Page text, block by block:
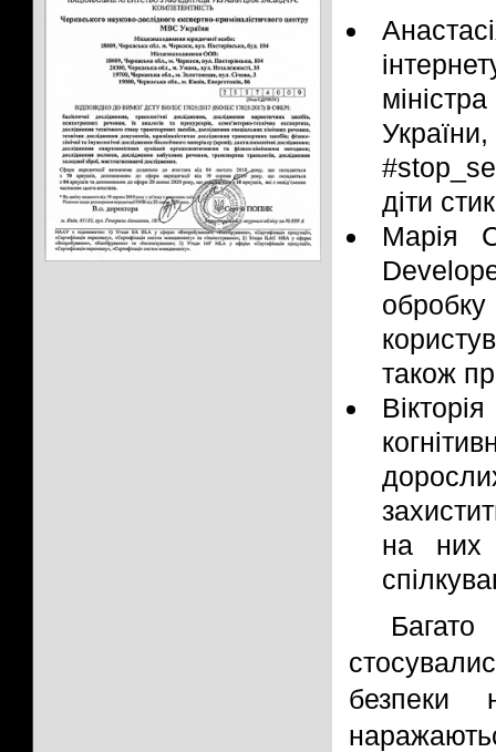
діти
Марія
також
на них